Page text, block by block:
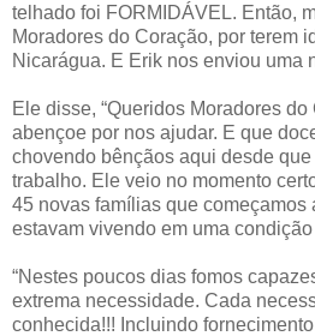
telhado foi FORMIDÁVEL. Então,
Moradores do Coração, por terem
Nicarágua. E Erik nos enviou uma
Ele disse, “Queridos Moradores
abençoe por nos ajudar. E que
chovendo bênçãos aqui desde
trabalho. Ele veio no momento
45 novas famílias que começamos
estavam vivendo em uma condição
“Nestes poucos dias fomos
extrema necessidade. Cada
conhecida!!! Incluindo